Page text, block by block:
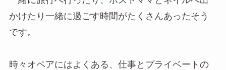
かけたり一緒に過ごす時間がたくさんあったそう
です。
時々オペアにはよくある、仕事とプライベートの